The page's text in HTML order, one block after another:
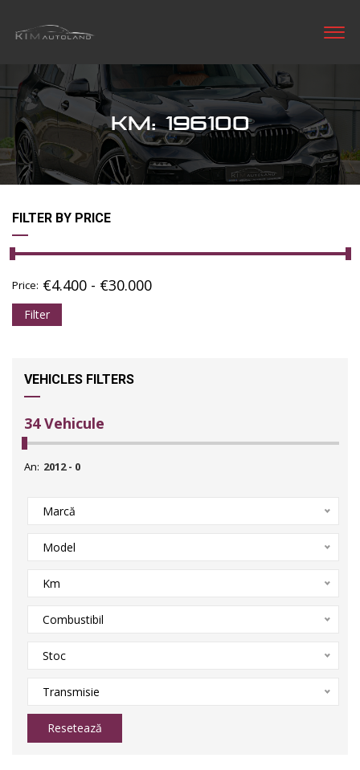
KM: 196100
FILTER BY PRICE
Price: €4.400 - €30.000
Filter
VEHICLES FILTERS
34 Vehicule
An:
Marcă
Model
Km
Combustibil
Stoc
Transmisie
Resetează